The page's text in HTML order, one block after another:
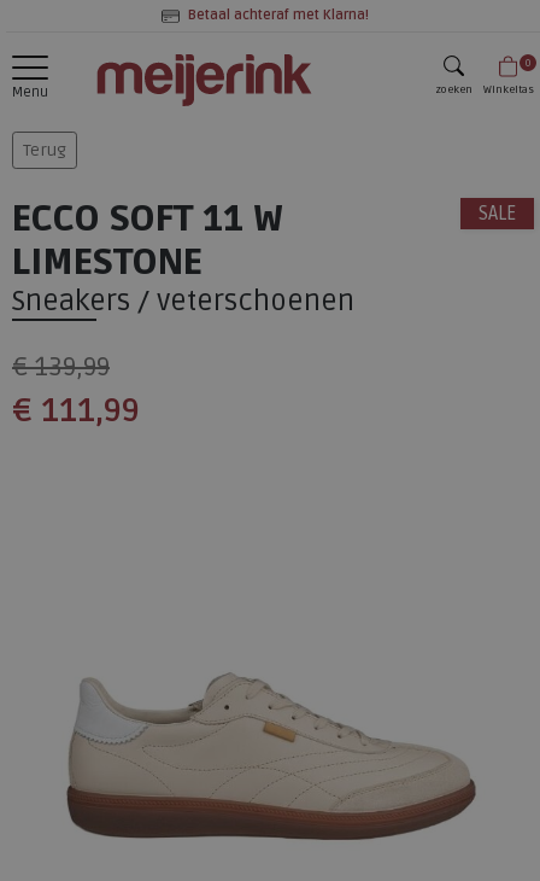
Betaal achteraf met Klarna!
Menu zoeken
0
Winkeltas
Terug
SALE
ECCO SOFT 11 W
LIMESTONE
Sneakers / veterschoenen
€ 139,99
€ 111,99